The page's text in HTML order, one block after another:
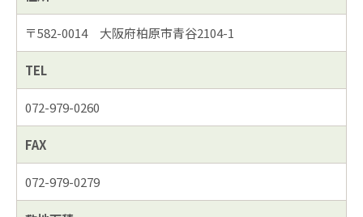
〒582-0014 大阪府柏原市青谷2104-1
TEL
072-979-0260
FAX
072-979-0279